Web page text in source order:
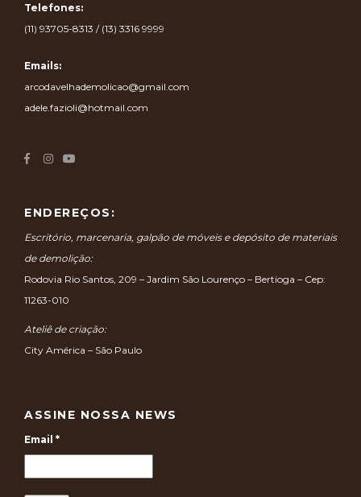
Telefones:
(11) 93705-8313 / (13) 3316 9999
Emails:
arcodavelhademolicao@gmail.com
adele.fazioli@hotmail.com
ENDEREÇOS:
Escritório, marcenaria, galpão de móveis e depósito de materiais
de demolição:
Rodovia Rio Santos, 209 – Jardim São Lourenço – Bertioga – Cep:
11263-010
Ateliê de criação:
City América – São Paulo
ASSINE NOSSA NEWS
Email *